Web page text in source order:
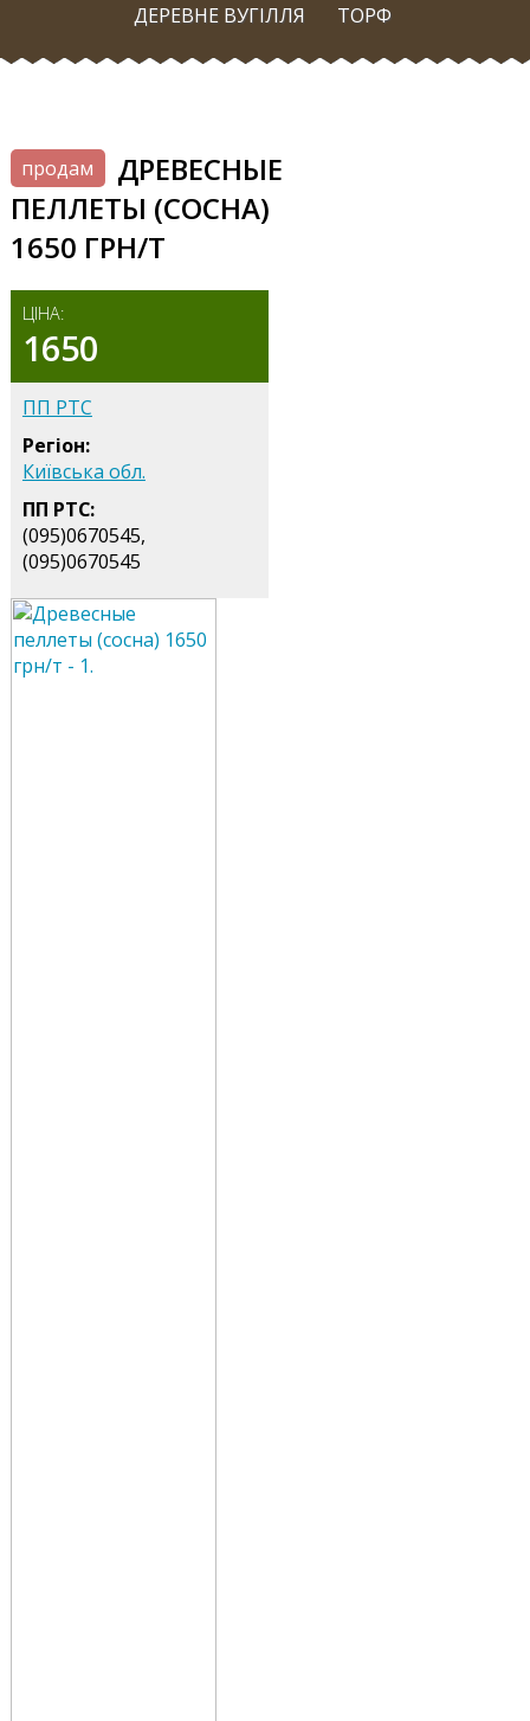
ДЕРЕВНЕ ВУГІЛЛЯ
ТОРФ
продам
ДРЕВЕСНЫЕ
ПЕЛЛЕТЫ (СОСНА)
1650 ГРН/Т
ЦІНА:
1650
ПП РТС
Регіон:
Київська обл.
ПП РТС:
(095)0670545,
(095)0670545